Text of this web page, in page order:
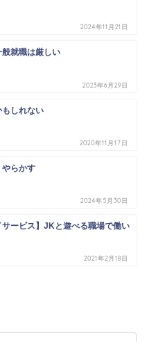
2024年11月21日
就職は厳しい
2023年6月29日
しれない
2020年11月17日
らかす
2024年5月30日
サービス】JKと遊べる職場で働い
2021年2月18日